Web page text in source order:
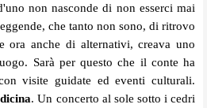
non nasconde di non esserci mai
che tanto non sono, di ritrovo
ora anche di alternativi, creava uno
Sarà per questo che il conte ha
visite guidate ed eventi culturali.
. Un concerto al sole sotto i cedri